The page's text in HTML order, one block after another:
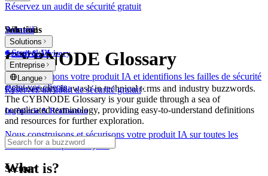
Réservez un audit de sécurité gratuit
Solutions
Conseil & Advisory
Nous examinons votre produit IA et identifions les failles de sécurité
avant vos clients.
Ingénierie & Réalisation
Nous construisons et sécurisons votre produit IA sur toutes les
couches dès le premier jour.
Secteur
Accueil
Solutions
Stravok™
Entreprise
Langue
Réservez un audit de sécurité gratuit
What is?
CYBNODE Glossary
Cybersecurity is awash in technical terms and industry buzzwords.
The CYBNODE Glossary is your guide through a sea of
complicated terminology, providing easy-to-understand definitions
and resources for further exploration.
What is?